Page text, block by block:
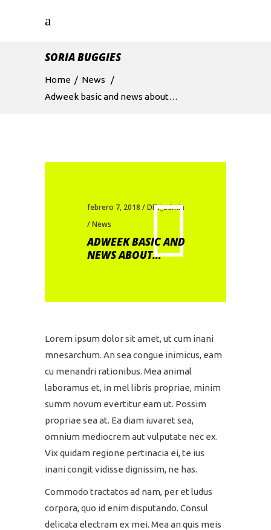
SORIA BUGGIES
Home / News
/
Adweek basic and news about…
febrero 7, 2018
DEV_admin
News
ADWEEK BASIC AND
NEWS ABOUT…
Lorem ipsum dolor sit amet, ut cum inani
mnesarchum. An sea congue inimicus, eam
cu menandri rationibus. Mea animal
laboramus et, in mel libris propriae, minim
summ novum evertitur eam ut. Possim
propriae sea at. Ea diam iuvaret sea,
omnium mediocrem aut vulputate nec ex.
Vix quidam regione pertinacia ei, te ius
inani congit vidisse dignissim, ne has.
Commodo tractatos ad nam, per et ludus
corpora, quo id enim disputando. Consul
delicata electram ex mei. Mea an quis meis